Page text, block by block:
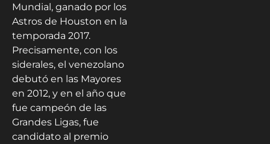
Mundial, ganado por los
Astros de Houston en la
temporada 2017.
Precisamente, con los
siderales, el venezolano
debutó en las Mayores
en 2012, y en el año que
fue campeón de las
Grandes Ligas, fue
candidato al premio